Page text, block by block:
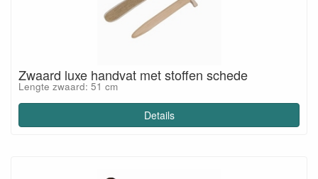
Zwaard luxe handvat met stoffen schede
Lengte zwaard: 51 cm
Details